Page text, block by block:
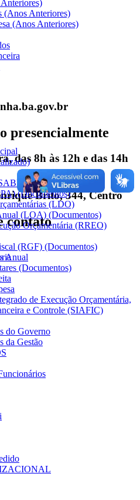
presencialmente
das 8h às 12h e das 14h
Brito, 344, Centro
contato
(Anos Anteriores)
(Anos Anteriores)
FISCAL)
(Documentos)
(LDO)
(LOA) (Documentos)
Orçamentária (RREO)
(RGF) (Documentos)
Anual
(Documentos)
de Execução Orçamentária,
e Controle (SIAFIC)
do Governo
da Gestão